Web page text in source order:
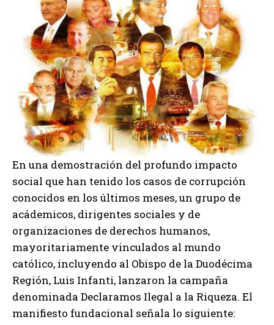
En una demostración del profundo impacto
social que han tenido los casos de corrupción
conocidos en los últimos meses, un grupo de
acádemicos, dirigentes sociales y de
organizaciones de derechos humanos,
mayoritariamente vinculados al mundo
católico, incluyendo al Obispo de la Duodécima
Región, Luis Infanti, lanzaron la campaña
denominada Declaramos Ilegal a la Riqueza. El
manifiesto fundacional señala lo siguiente: